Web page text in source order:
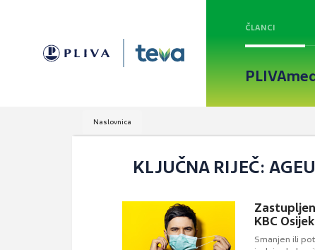
ČLANCI
Naslovnica
KLJUČNA RIJEČ:
KBC Osijek
Smanjen ili